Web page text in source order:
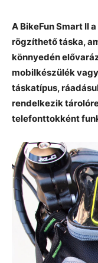
A BikeFun Smart II
rögzíthető táska,
könnyedén
mobilkészülék
táskatípus,
rendelkezik
telefonttokként